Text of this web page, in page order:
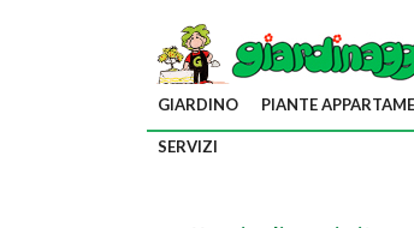
GIARDINO PIANTE
SERVIZI